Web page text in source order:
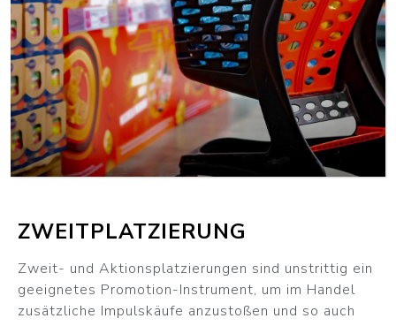
WEITER
ZWEITPLATZIERUNG
Zweit- und Aktionsplatzierungen sind unstrittig ein
geeignetes Promotion-Instrument, um im Handel
zusätzliche Impulskäufe anzustoßen und so auch